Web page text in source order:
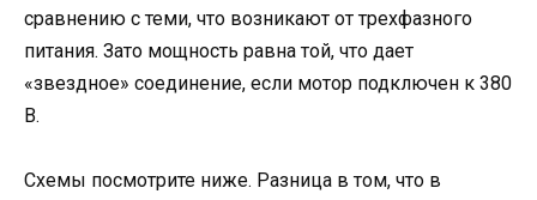
сравнению с теми, что возникают от трехфазного
питания. Зато мощность равна той, что дает
«звездное» соединение, если мотор подключен к 380
В.
Схемы посмотрите ниже. Разница в том, что в